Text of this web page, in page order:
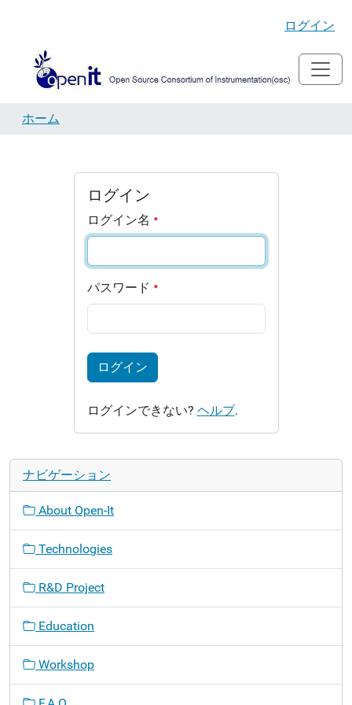
ログイン
ホーム
ログイン
ログイン名
パスワード
ログイン
ログインできない? ヘルプ.
ナビゲーション
About Open-It
Technologies
R&D Project
Education
Workshop